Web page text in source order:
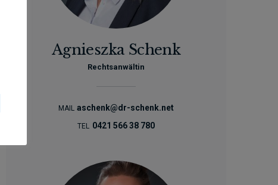
Agnieszka Schenk
Rechtsanwältin
MAIL aschenk@dr-schenk.net
TEL 0421 566 38 780